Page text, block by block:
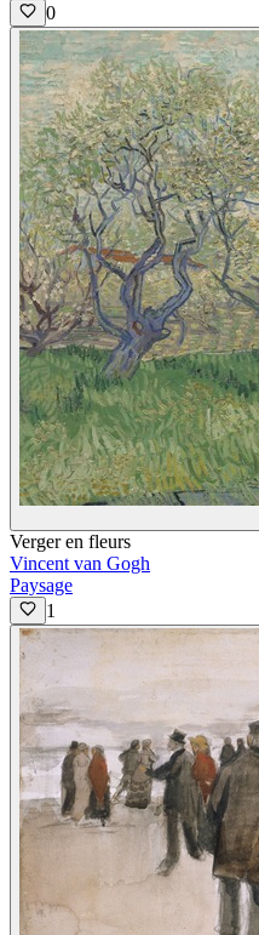
0
Verger en fleurs
Vincent van Gogh
Paysage
1